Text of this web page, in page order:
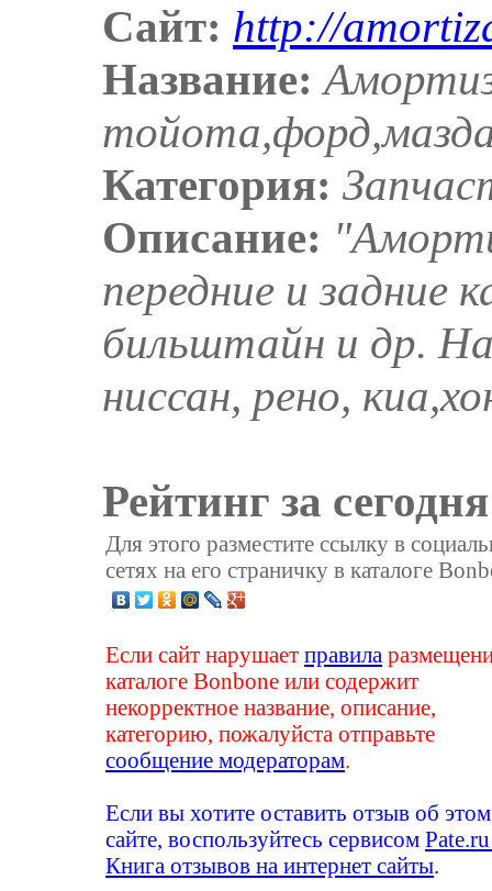
Сайт: http://
Название:
Категория:
Описание:
передние и задние
бильштайн и др.
ниссан, рено,
Рейтинг за
Для этого разместите ссылку в
сетях на его страничку в каталоге
Если сайт нарушаетправила
каталоге Bonbone или содержит
некорректное название, описание,
категорию, пожалуйста отправьте
сообщение модераторам
Если вы хотите оставить отзыв об этом
сайте, воспользуйтесь сервисом
Книга отзывов на интернет сайты